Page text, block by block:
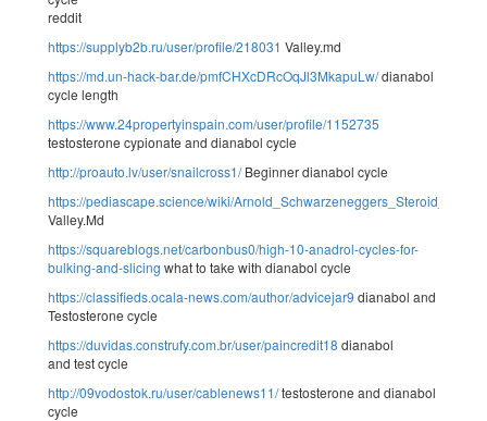
reddit
https://supplyb2b.ru/user/profile/218031 Valley.md
https://md.un-hack-bar.de/pmfCHXcDRcOqJl3MkapuLw/dianabol
cycle length
https://www.24propertyinspain.com/user/profile/1152735
testosterone cypionate and dianabol cycle
http://proauto.lv/user/snailcross1/Beginner dianabol cycle
https://pediascape.science/wiki/
Valley.Md
https://squareblogs.net/carbonbus0/high-10-anadrol-cycles-for-
bulking-and-slicing what to take with dianabol cycle
https://classifieds.ocala-news.com/author/advicejar9 dianabol and
Testosterone cycle
https://duvidas.construfy.com.br/user/paincredit18 dianabol
and test cycle
http://09vodostok.ru/user/cablenews11/testosterone and dianabol
cycle